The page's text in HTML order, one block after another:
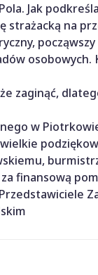
Jak
strażacką na
osobowych.
zaginąć,
w
finansową